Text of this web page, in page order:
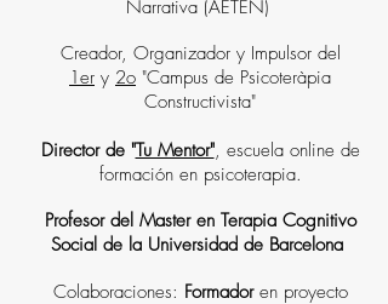
Narrativa (AETEN)
Creador, Organizador y Impulsor del
1er y 2o "Campus de Psicoteràpia
Constructivista"
Director de "Tu Mentor", escuela online de
formación en psicoterapia.
Profesor del Master en Terapia Cognitivo
Social de la Universidad de Barcelona
Colaboraciones: Formadoren proyecto